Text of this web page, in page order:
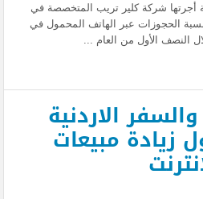
شركة كلير تريب المتخصصة في
الحجوزات عبر الهاتف المحمول في
الاردنية
زيادة مبيعات